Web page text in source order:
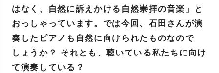
はなく、自然に訴えかける自然崇拝の音楽」と
おっしゃっています。では今回、石田さんが演
奏したピアノも自然に向けられたものなので
しょうか？ それとも、聴いている私たちに向け
て演奏している？